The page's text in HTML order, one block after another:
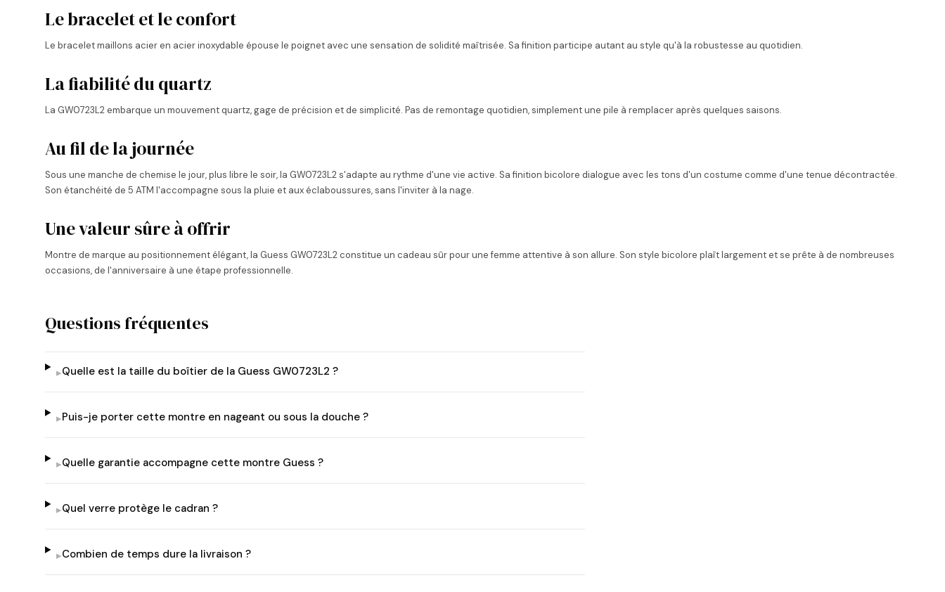
Le bracelet et le confort
Le bracelet maillons acier en acier inoxydable épouse le poignet avec une sensation de solidité maîtrisée. Sa finition participe autant au style qu'à la robustesse au quotidien.
La fiabilité du quartz
La GW0723L2 embarque un mouvement quartz, gage de précision et de simplicité. Pas de remontage quotidien, simplement une pile à remplacer après quelques saisons.
Au fil de la journée
Sous une manche de chemise le jour, plus libre le soir, la GW0723L2 s'adapte au rythme d'une vie active. Sa finition bicolore dialogue avec les tons d'un costume comme d'une tenue décontractée.
Son étanchéité de 5 ATM l'accompagne sous la pluie et aux éclaboussures, sans l'inviter à la nage.
Une valeur sûre à offrir
Montre de marque au positionnement élégant, la Guess GW0723L2 constitue un cadeau sûr pour une femme attentive à son allure. Son style bicolore plaît largement et se prête à de nombreuses
occasions, de l'anniversaire à une étape professionnelle.
Questions fréquentes
▸Quelle est la taille du boîtier de la Guess GW0723L2 ?
▸Puis-je porter cette montre en nageant ou sous la douche ?
▸Quelle garantie accompagne cette montre Guess ?
▸Quel verre protège le cadran ?
▸Combien de temps dure la livraison ?